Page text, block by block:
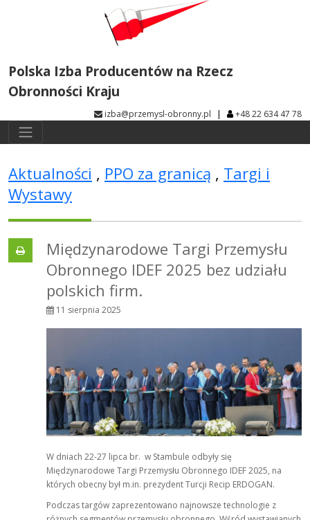
Polska Izba Producentów na Rzecz
Obronności Kraju
izba@przemysl-obronny.pl | +48 22 634 47 78
Aktualności , PPO za granicą , Targi i
Wystawy
Międzynarodowe Targi Przemysłu
Obronnego IDEF 2025 bez udziału
polskich firm.
11 sierpnia 2025
W dniach 22-27 lipca br. w Stambule odbyły się
Międzynarodowe Targi Przemysłu Obronnego IDEF 2025, na
których obecny był m.in. prezydent Turcji Recip ERDOGAN.
Podczas targów zaprezentowano najnowsze technologie z